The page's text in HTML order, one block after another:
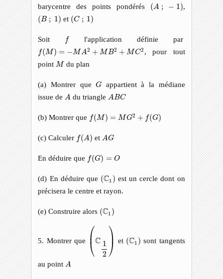
barycentre des points pondérés (A ; − 1)
( A ,
(B ; 1)
( B 1) et (C ; 1)
(C 1)
Soit f
f l'application définie par
f(M) = −MA2 + MB2 + MC2
f(M )= A2+ M B2 + MC2
, pour tout
pointM
Mdu plan
(a) Montrer queG
G appartient à la médiane
issue deA
A du triangleABC
A BC
(b) Montrer que f(M) = MG2 + f(G)
f(M )= G2+f(G)
(c) Calculer f(A)
f(A) etAG
A G
En déduire que f(G) = O
f(G)=
(d) En déduire que (C1 )
(C1 ) est un cercle dont on
précisera le centre et rayon.
(e) Construire alors (C1 )
(C1 )
5. Montrer que ⎛
⎜
⎝C 1
2
⎞⎟
⎠
C
et (C1 )
(C1 ) sont tangents
au point A
A